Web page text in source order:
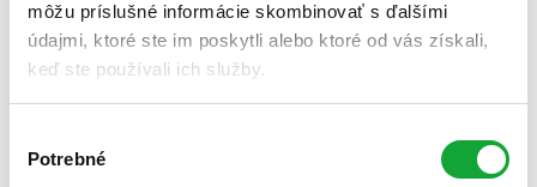
môžu príslušné informácie skombinovať s ďalšími
údajmi, ktoré ste im poskytli alebo ktoré od vás získali,
keď ste používali ich služby.
súhlasu
Potrebné